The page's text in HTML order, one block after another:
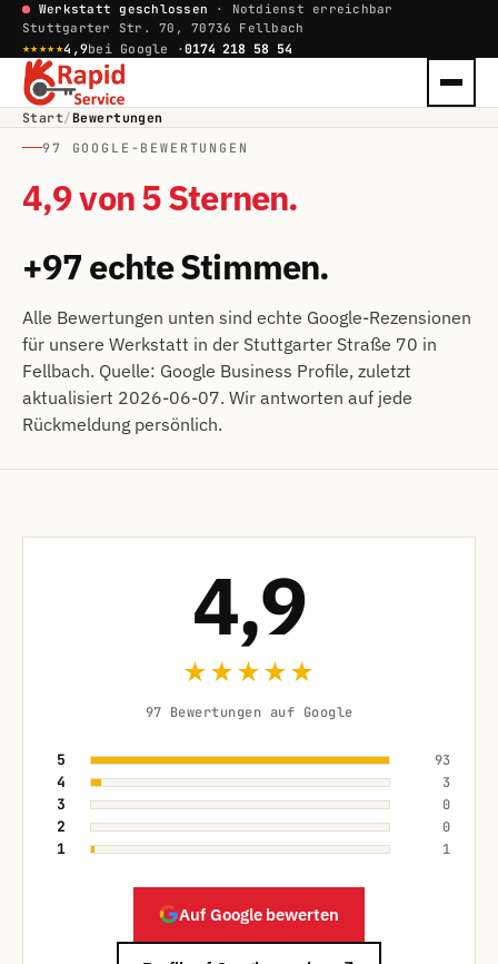
Werkstatt geschlossen · Notdienst erreichbar
Stuttgarter Str. 70, 70736 Fellbach
★★★★★4,9bei Google ·0174 218 58 54
Start/Bewertungen
97 GOOGLE-BEWERTUNGEN
4,9 von 5 Sternen.
+97 echte Stimmen.
Alle Bewertungen unten sind echte Google-Rezensionen
für unsere Werkstatt in der Stuttgarter Straße 70 in
Fellbach. Quelle: Google Business Profile, zuletzt
aktualisiert 2026-06-07. Wir antworten auf jede
Rückmeldung persönlich.
4,9
★★★★★
97 Bewertungen auf Google
5 93
4 3
3 0
2 0
1 1
Auf Google bewerten